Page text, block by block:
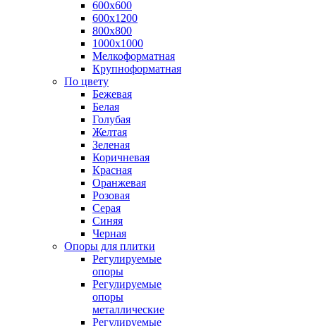
600х600
600х1200
800х800
1000х1000
Мелкоформатная
Крупноформатная
По цвету
Бежевая
Белая
Голубая
Желтая
Зеленая
Коричневая
Красная
Оранжевая
Розовая
Серая
Синяя
Черная
Опоры для плитки
Регулируемые
опоры
Регулируемые
опоры
металлические
Регулируемые